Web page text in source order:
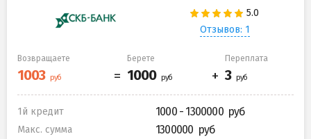
Отзывов: 1
Возвращаете Берете Переплата
1й кредит 1000 - 1300000
Макс. сумма 1300000